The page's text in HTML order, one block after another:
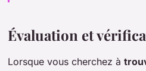
Évaluation et
Lorsque vous cherchez à